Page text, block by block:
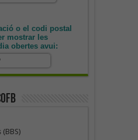
o el codi postal
mostrar les
obertes avui: